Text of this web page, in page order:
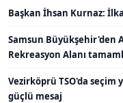
Başkan İhsan Kurnaz:
Samsun Büyükşehir'den
Rekreasyon Alanı
Vezirköprü TSO'da seçim
güçlü mesaj